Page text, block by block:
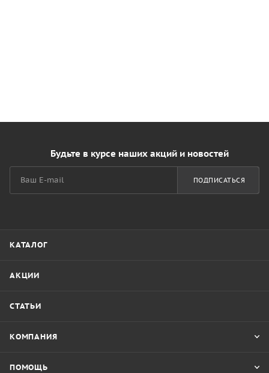
Будьте в курсе наших акций и новостей
ПОДПИСАТЬСЯ
КАТАЛОГ
АКЦИИ
СТАТЬИ
КОМПАНИЯ
ПОМОЩЬ